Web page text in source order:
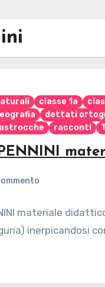
classe 1a
dettati
racconti
materiale
inerpicandosi